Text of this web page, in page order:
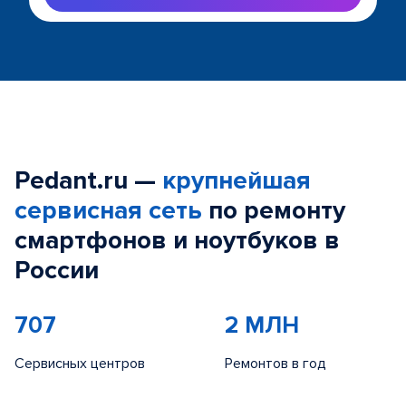
Pedant.ru — крупнейшая
сервисная сеть по ремонту
смартфонов и ноутбуков в
России
707
Сервисных центров
2 МЛН
Ремонтов в год